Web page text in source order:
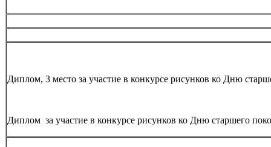
Диплом, 3 место за участие в конкурсе рисунков ко Дню
Диплом за участие в конкурсе рисунков ко Дню старшего